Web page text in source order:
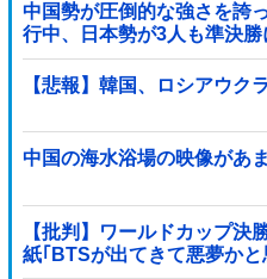
中国勢が圧倒的な強さを誇
行中、日本勢が3人も準決
【悲報】韓国、ロシアウク
中国の海水浴場の映像があ
【批判】ワールドカップ決
紙｢BTSが出てきて悪夢かと